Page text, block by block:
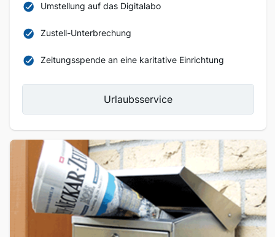
Umstellung auf das Digitalabo
Zustell-Unterbrechung
Zeitungsspende an eine karitative Einrichtung
Urlaubsservice